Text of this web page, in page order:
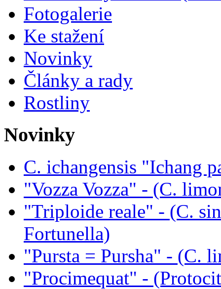
Fotogalerie
Ke stažení
Novinky
Články a rady
Rostliny
Novinky
C. ichangensis "Ichang
"Vozza Vozza" - (C.
"Triploide reale" - (C.
Fortunella)
"Pursta = Pursha" - (C.
"Procimequat" -